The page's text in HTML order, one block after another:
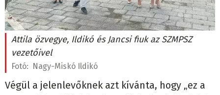
Attila özvegye, Ildikó és Jancsi fiuk az SZMPSZ
vezetőivel
Fotó: Nagy-Miskó Ildikó
Végül a jelenlevőknek azt kívánta, hogy „ez a